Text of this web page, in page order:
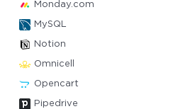
Monday.com
MySQL
Notion
Omnicell
Opencart
Pipedrive